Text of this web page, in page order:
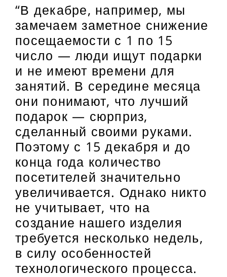
“В декабре, например, мы
замечаем заметное снижение
посещаемости с 1 по 15
число — люди ищут подарки
и не имеют времени для
занятий. В середине месяца
они понимают, что лучший
подарок — сюрприз,
сделанный своими руками.
Поэтому с 15 декабря и до
конца года количество
посетителей значительно
увеличивается. Однако никто
не учитывает, что на
создание нашего изделия
требуется несколько недель,
в силу особенностей
технологического процесса.